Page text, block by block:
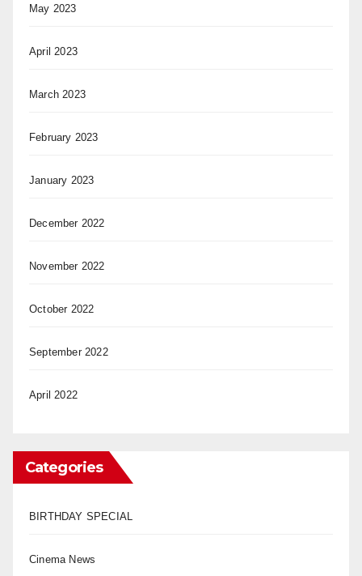
May 2023
April 2023
March 2023
February 2023
January 2023
December 2022
November 2022
October 2022
September 2022
April 2022
Categories
BIRTHDAY SPECIAL
Cinema News